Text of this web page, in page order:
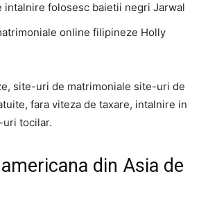
intalnire folosesc baietii negri Jarwal
online filipineze Holly
site-uri de matrimoniale site-uri de
fara viteza de taxare, intalnire in
tocilar.
din Asia de